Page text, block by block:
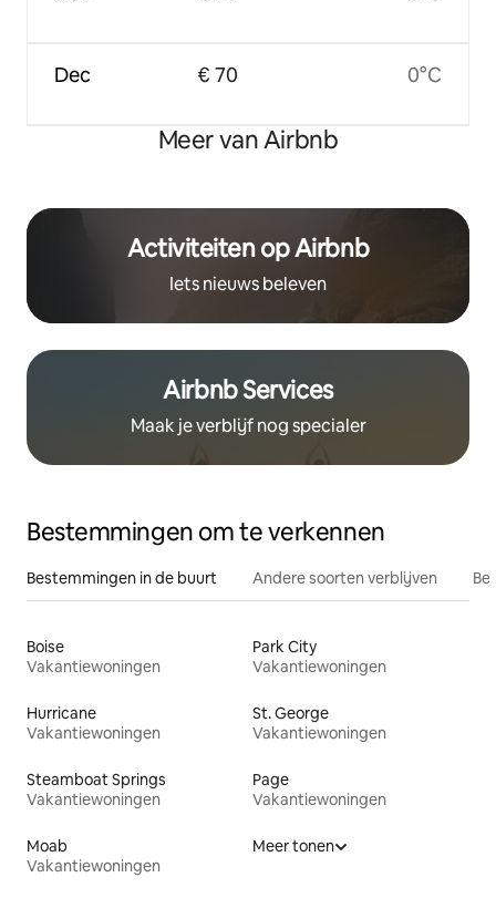
Dec € 70 0°C
Meer van Airbnb
Activiteiten op Airbnb
Iets nieuws beleven
Airbnb Services
Maak je verblijf nog specialer
Bestemmingen om te verkennen
Bestemmingen in de buurt Andere soorten verblijven
Boise
Vakantiewoningen
Park City
Vakantiewoningen
Hurricane
Vakantiewoningen
St. George
Vakantiewoningen
Steamboat Springs
Vakantiewoningen
Page
Vakantiewoningen
Moab
Vakantiewoningen
Meer tonen